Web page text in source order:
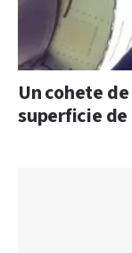
Un cohete
superficie de